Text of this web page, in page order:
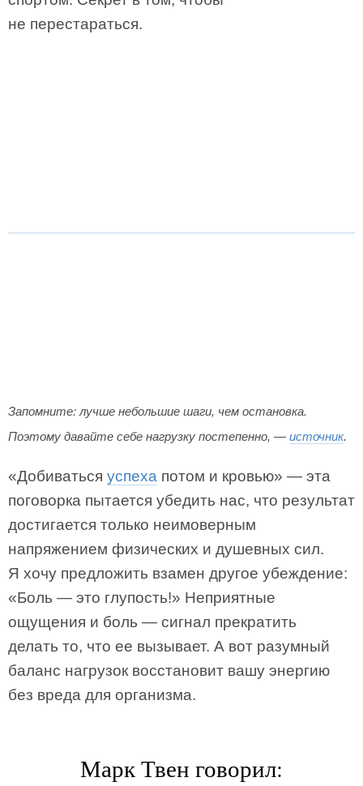
не перестараться.
Запомните: лучше небольшие шаги, чем остановка.
Поэтому давайте себе нагрузку постепенно, — источник.
«Добиваться успеха потом и кровью» — эта
поговорка пытается убедить нас, что результат
достигается только неимоверным
напряжением физических и душевных сил.
Я хочу предложить взамен другое убеждение:
«Боль — это глупость!» Неприятные
ощущения и боль — сигнал прекратить
делать то, что ее вызывает. А вот разумный
баланс нагрузок восстановит вашу энергию
без вреда для организма.
Марк Твен говорил: